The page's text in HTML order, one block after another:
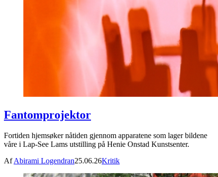
Fantomprojektor
Fortiden hjemsøker nåtiden gjennom apparatene som lager bildene
våre i Lap-See Lams utstilling på Henie Onstad Kunstsenter.
AfAbirami Logendran25.06.26Kritik